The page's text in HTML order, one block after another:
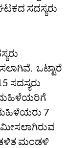
ಸದಸ್ಯರು
ಒಟ್ಟಾರೆ
ಸದಸ್ಯರು
ಮಹಿಳೆಯರಿಗೆ
ಮಹಿಳೆಯರು 7
ಮಂಡಳಿ